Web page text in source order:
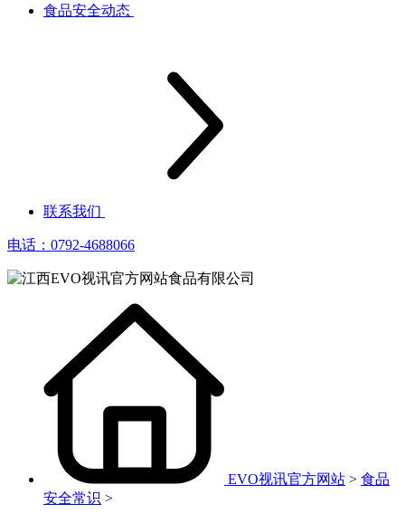
食品安全动态
联系我们
电话：0792-4688066
EVO视讯官方网站 > 食品
安全常识 >